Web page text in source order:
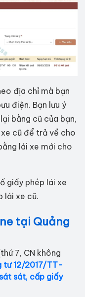
địa chỉ mà bạn
điện. Bạn lưu ý
bằng cũ của bạn,
xe cũ để trả về cho
lái xe mới cho
giấy phép lái xe
lái xe cũ.
tại Quảng
7, CN không
tư 12/2017/TT-
sát, cấp giấy